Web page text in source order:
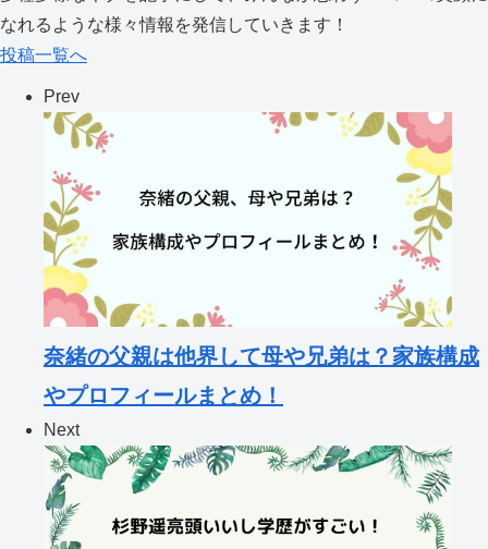
なれるような様々情報を発信していきます！
投稿一覧へ
Prev
奈緒の父親は他界して母や兄弟は？家族構成
やプロフィールまとめ！
Next